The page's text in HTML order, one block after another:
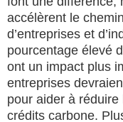
accélèrent le
d’entreprises et
pourcentage élevé
ont un impact plus
entreprises
pour aider à
crédits carbone.